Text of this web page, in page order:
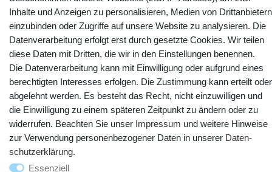
YouTube Facebook Instagram
© Copyright 2025 webtotrade GmbH. Alle Rechte vorbehalten.
Inhalte und Anzeigen zu personalisieren, Medien von Drittanbietern
einzubinden oder Zugriffe auf unsere Website zu analysieren. Die
Datenverarbeitung erfolgt erst durch gesetzte Cookies. Wir teilen
diese Daten mit Dritten, die wir in den Einstellungen benennen.
Die Datenverarbeitung kann mit Einwilligung oder aufgrund eines
berechtigten Interesses erfolgen. Die Zustimmung kann erteilt oder
abgelehnt werden. Es besteht das Recht, nicht einzuwilligen und
die Einwilligung zu einem späteren Zeitpunkt zu ändern oder zu
widerrufen. Beachten Sie unser Impressum und weitere Hinweise
zur Verwendung personenbezogener Daten in unserer Daten­
schutz­erklärung.
Essenziell